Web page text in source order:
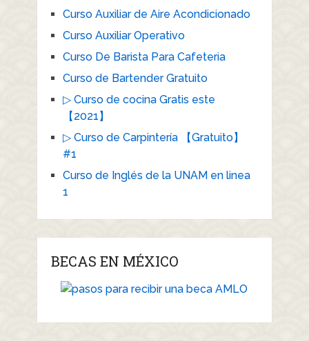
Curso Auxiliar de Aire Acondicionado
Curso Auxiliar Operativo
Curso De Barista Para Cafeteria
Curso de Bartender Gratuito
▷ Curso de cocina Gratis este
【2021】
▷ Curso de Carpintería 【Gratuito】
#1
Curso de Inglés de la UNAM en linea
1
BECAS EN MÉXICO